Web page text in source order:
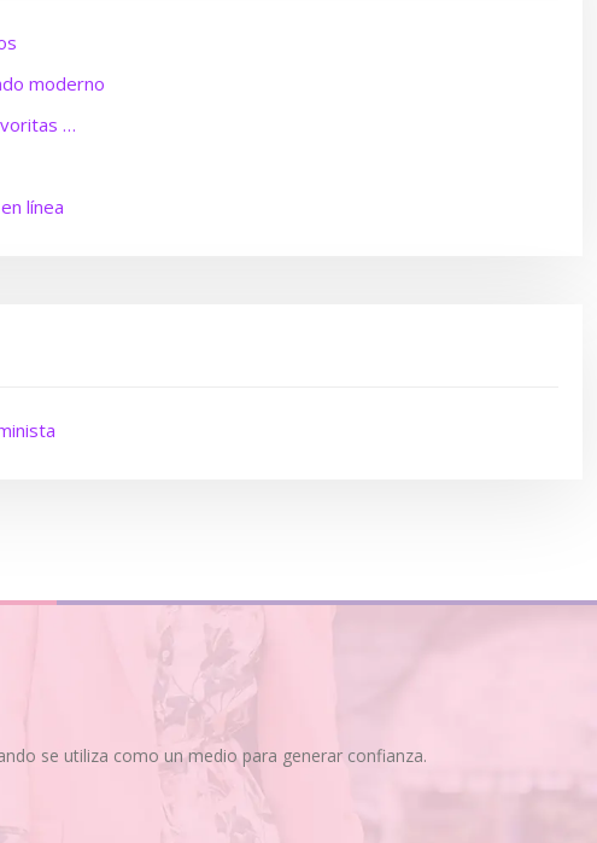
moderno
…
línea
se utiliza como un medio para generar confianza.